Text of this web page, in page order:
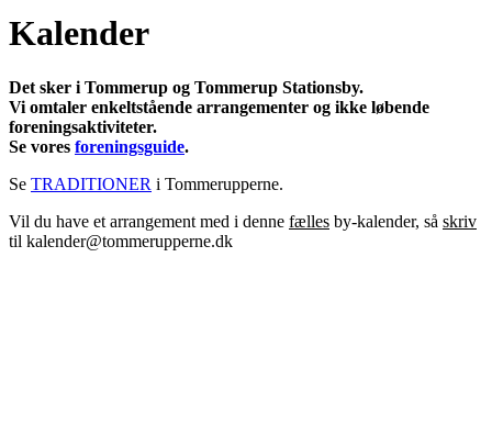
Kalender
Det sker i Tommerup og Tommerup Stationsby.
Vi omtaler enkeltstående arrangementer og ikke løbende
foreningsaktiviteter.
Se vores foreningsguide.
Se TRADITIONER i Tommerupperne.
Vil du have et arrangement med i denne fælles by-kalender, så skriv
til kalender@tommerupperne.dk